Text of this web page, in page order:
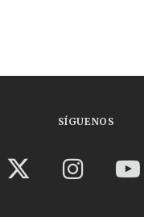
SÍGUENOS